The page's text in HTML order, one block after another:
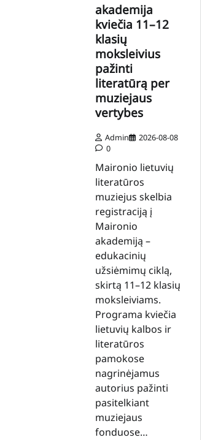
akademija
kviečia 11–12
klasių
moksleivius
pažinti
literatūrą per
muziejaus
vertybes
Admin
2026-08-08
0
Maironio lietuvių
literatūros
muziejus skelbia
registraciją į
Maironio
akademiją –
edukacinių
užsiėmimų ciklą,
skirtą 11–12 klasių
moksleiviams.
Programa kviečia
lietuvių kalbos ir
literatūros
pamokose
nagrinėjamus
autorius pažinti
pasitelkiant
muziejaus
fonduose…